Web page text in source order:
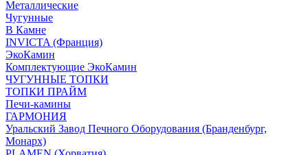
Металлические
Чугунные
В Камне
INVICTA (Франция)
ЭкоКамин
Комплектующие ЭкоКамин
ЧУГУННЫЕ ТОПКИ
ТОПКИ ПРАЙМ
Печи-камины
ГАРМОНИЯ
Уральский Завод Печного Оборудования (Бранденбург,
Монарх)